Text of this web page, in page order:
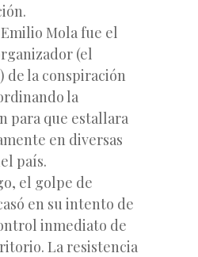
Mola fue el
(el
de la conspiración
la
para que estallara
en diversas
país.
el golpe de
en su intento de
inmediato de
La resistencia